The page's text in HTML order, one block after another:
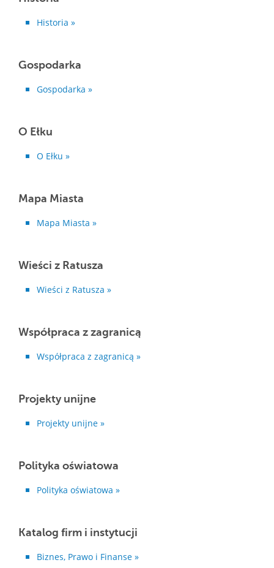
Historia »
Gospodarka
Gospodarka »
O Ełku
O Ełku »
Mapa Miasta
Mapa Miasta »
Wieści z Ratusza
Wieści z Ratusza »
Współpraca z zagranicą
Współpraca z zagranicą »
Projekty unijne
Projekty unijne »
Polityka oświatowa
Polityka oświatowa »
Katalog firm i instytucji
Biznes, Prawo i Finanse »